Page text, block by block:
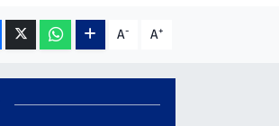
A- A+